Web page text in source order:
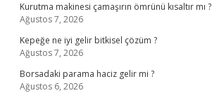
Kurutma makinesi çamaşırın ömrünü kısaltır mı ?
Ağustos 7, 2026
Kepeğe ne iyi gelir bitkisel çözüm ?
Ağustos 7, 2026
Borsadaki parama haciz gelir mi ?
Ağustos 6, 2026